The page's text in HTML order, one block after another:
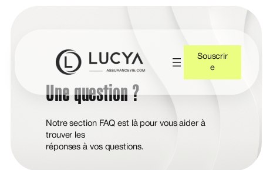
Souscrir
e
Une question ?
Notre section FAQ est là pour vous aider à
trouver les
réponses à vos questions.